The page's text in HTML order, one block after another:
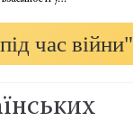
час війни"